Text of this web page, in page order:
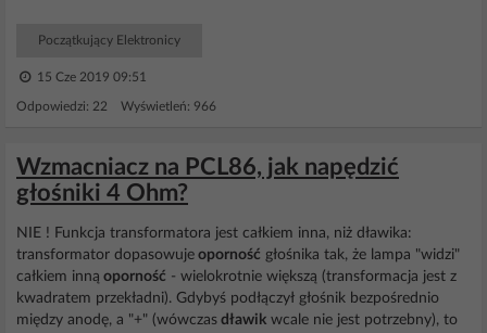
Początkujący Elektronicy
15 Cze 2019 09:51
Odpowiedzi: 22 Wyświetleń: 966
Wzmacniacz na PCL86, jak napędzić
głośniki 4 Ohm?
NIE ! Funkcja transformatora jest całkiem inna, niż dławika:
transformator dopasowuje oporność głośnika tak, że lampa "widzi"
całkiem inną oporność - wielokrotnie większą (transformacja jest z
kwadratem przekładni). Gdybyś podłączył głośnik bezpośrednio
między anodę, a "+" (wówczas dławik wcale nie jest potrzebny), to